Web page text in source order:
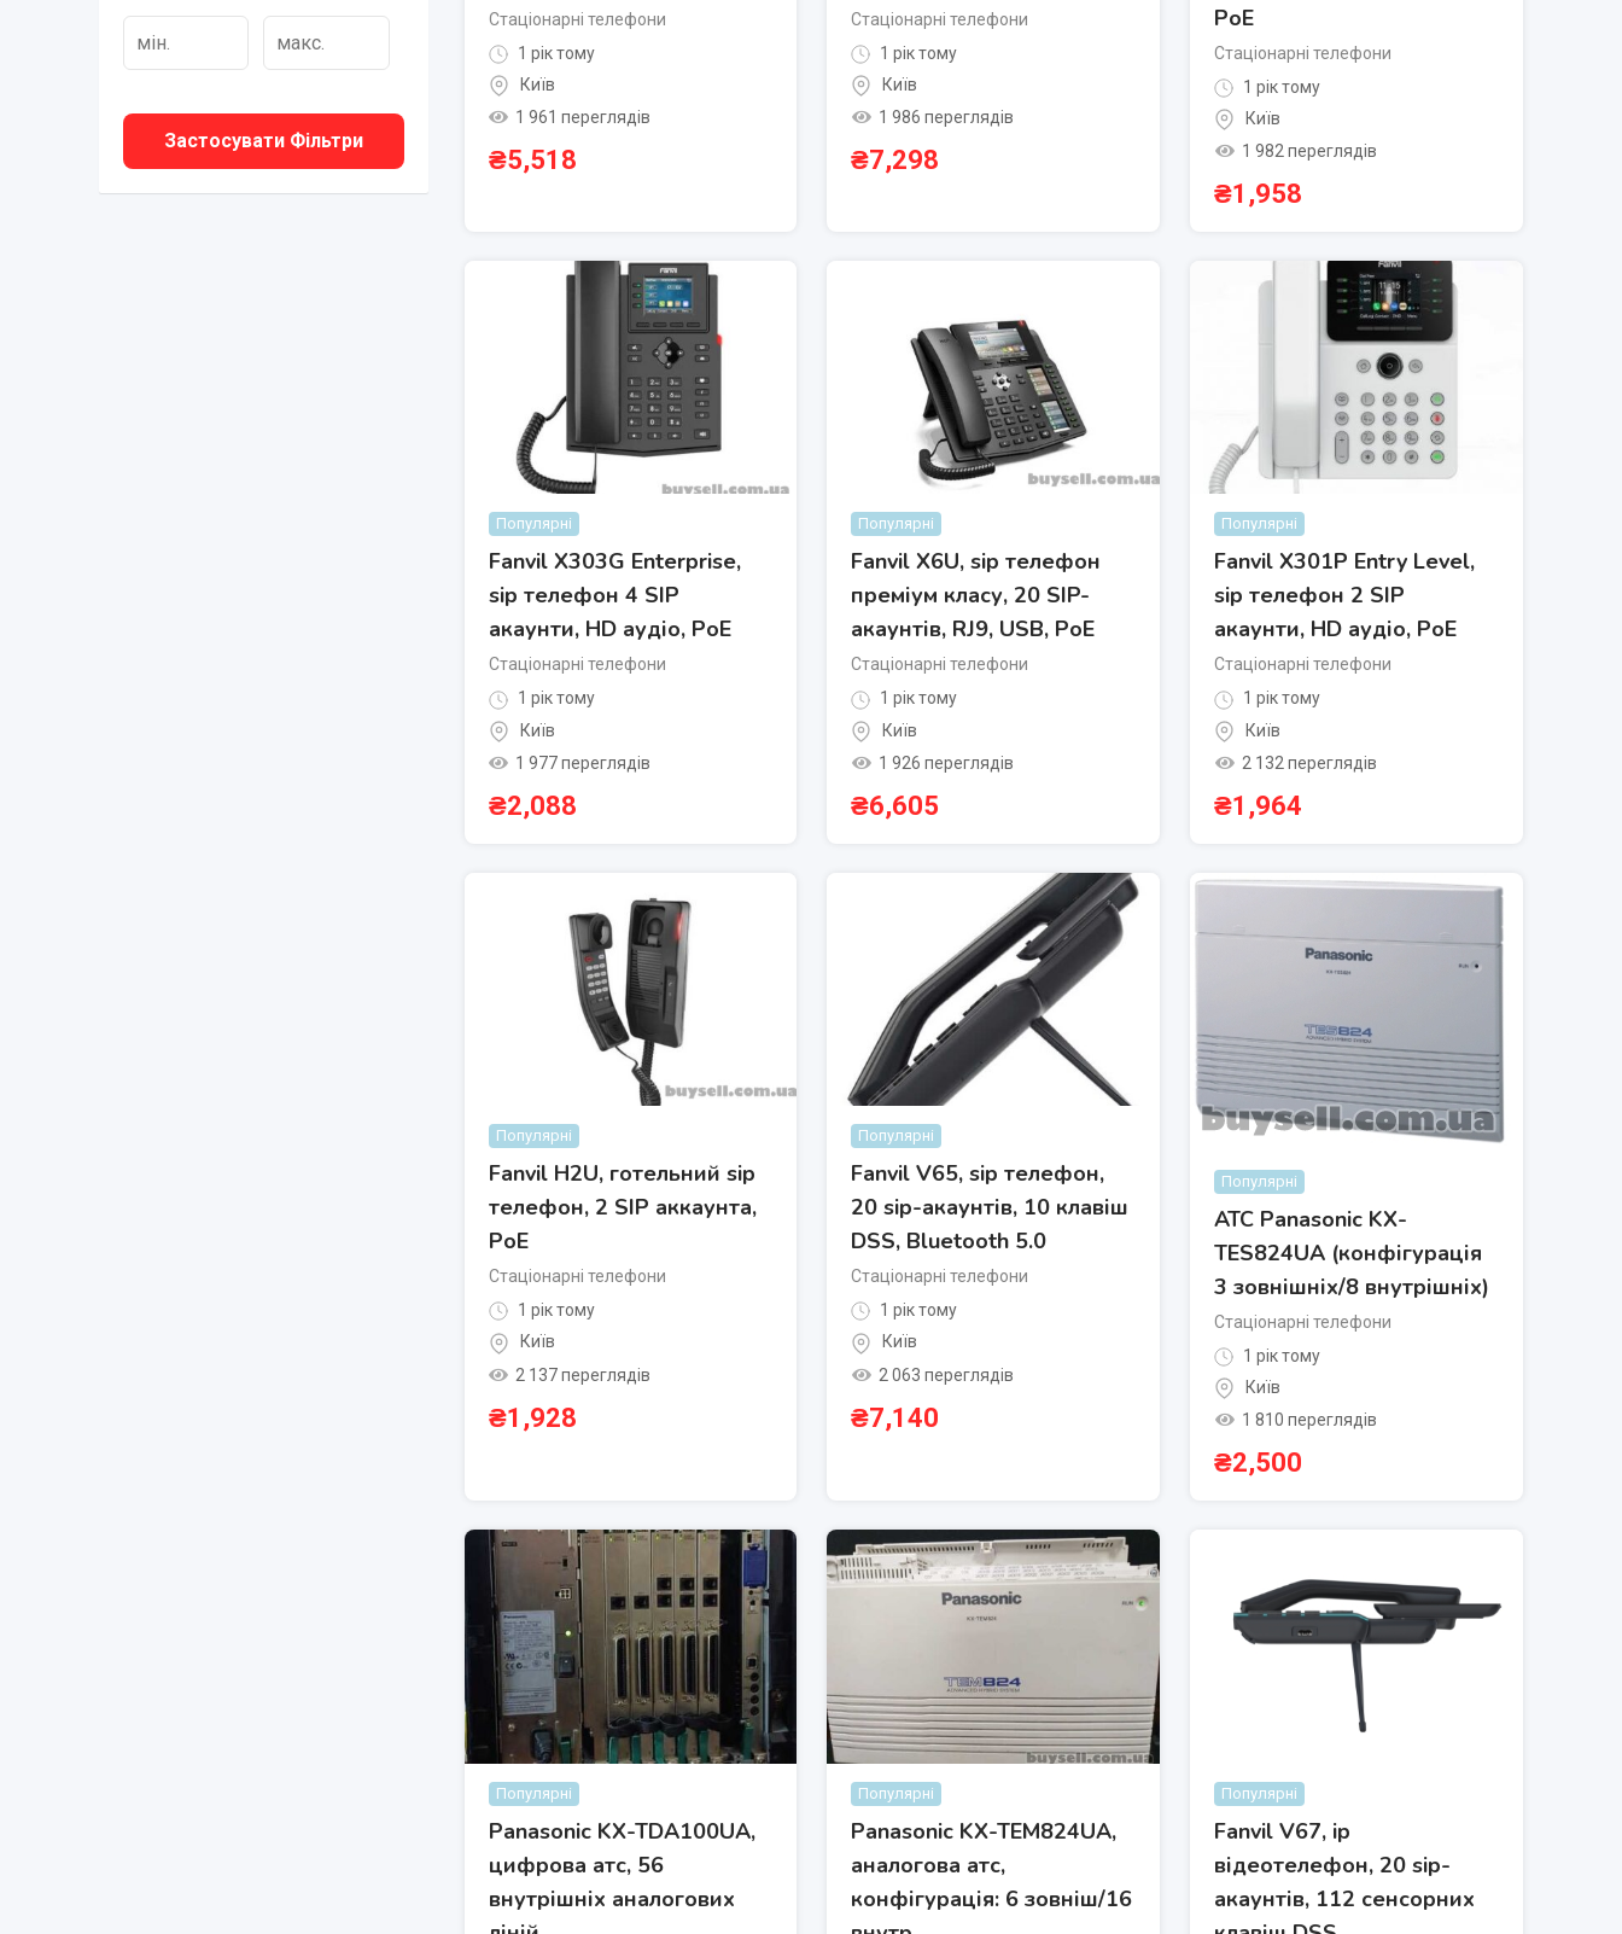
Застосувати Фільтри
Стаціонарні телефони
1 рік тому
Київ
1 961 переглядів
₴5,518
Стаціонарні телефони
1 рік тому
Київ
1 986 переглядів
₴7,298
PoE
Стаціонарні телефони
1 рік тому
Київ
1 982 переглядів
₴1,958
Популярні
Fanvil X303G Enterprise,
sip телефон 4 SIP
акаунти, HD аудіо, PoE
Стаціонарні телефони
1 рік тому
Київ
1 977 переглядів
₴2,088
Популярні
Fanvil X6U, sip телефон
преміум класу, 20 SIP-
акаунтів, RJ9, USB, PoE
Стаціонарні телефони
1 рік тому
Київ
1 926 переглядів
₴6,605
Популярні
Fanvil X301P Entry Level,
sip телефон 2 SIP
акаунти, HD аудіо, PoE
Стаціонарні телефони
1 рік тому
Київ
2 132 переглядів
₴1,964
Популярні
Fanvil H2U, готельний sip
телефон, 2 SIP аккаунтa,
PoE
Стаціонарні телефони
1 рік тому
Київ
2 137 переглядів
₴1,928
Популярні
Fanvil V65, sip телефон,
20 sip-акаунтів, 10 клавіш
DSS, Bluetooth 5.0
Стаціонарні телефони
1 рік тому
Київ
2 063 переглядів
₴7,140
Популярні
АТС Panasonic KX-
TES824UA (конфігурація
3 зовнішніх/8 внутрішніх)
Стаціонарні телефони
1 рік тому
Київ
1 810 переглядів
₴2,500
Популярні
Panasonic KX-TDA100UA,
цифрова атс, 56
внутрішніх аналогових
Популярні
Panasonic KX-TEM824UA,
аналогова атс,
конфігурація: 6 зовніш/16
Популярні
Fanvil V67, ip
відеотелефон, 20 sip-
акаунтів, 112 сенсорних